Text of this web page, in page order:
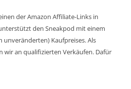
der Amazon Affiliate-Links in
den Sneakpod mit einem
unveränderten) Kaufpreises. Als
wir an qualifizierten Verkäufen. Dafür